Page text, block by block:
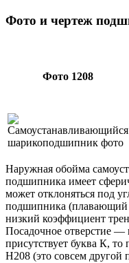
Фото и чертеж
Фото 1208
Наружная обойма
подшипника имеет
может отклоняться под
подшипника (плавающий
низкий коэффициент
Посадочное отверстие —
присутствует буква К, то
H208 (это совсем